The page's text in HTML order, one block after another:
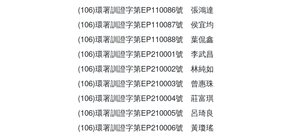
(106)環署訓證字第EP110086號 張鴻達
(106)環署訓證字第EP110087號 侯宜均
(106)環署訓證字第EP110088號 葉侃鑫
(106)環署訓證字第EP210001號 李武昌
(106)環署訓證字第EP210002號 林純如
(106)環署訓證字第EP210003號 曾惠珠
(106)環署訓證字第EP210004號 莊富琪
(106)環署訓證字第EP210005號 呂琦良
(106)環署訓證字第EP210006號 黃瓊瑤